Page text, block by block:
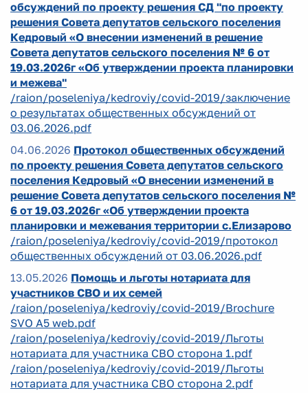
обсуждений по проекту решения СД "по проекту
решения Совета депутатов сельского поселения
Кедровый «О внесении изменений в решение
Совета депутатов сельского поселения № 6 от
19.03.2026г «Об утверждении проекта планировки
и межева"
/raion/poseleniya/kedroviy/covid-2019/заключение
о результатах общественных обсуждений от
03.06.2026.pdf
04.06.2026 Протокол общественных обсуждений
по проекту решения Совета депутатов сельского
поселения Кедровый «О внесении изменений в
решение Совета депутатов сельского поселения №
6 от 19.03.2026г «Об утверждении проекта
планировки и межевания территории с.Елизарово
/raion/poseleniya/kedroviy/covid-2019/протокол
общественных обсуждений от 03.06.2026.pdf
13.05.2026 Помощь и льготы нотариата для
участников СВО и их семей
/raion/poseleniya/kedroviy/covid-2019/Brochure
SVO A5 web.pdf
/raion/poseleniya/kedroviy/covid-2019/Льготы
нотариата для участника СВО сторона 1.pdf
/raion/poseleniya/kedroviy/covid-2019/Льготы
нотариата для участника СВО сторона 2.pdf